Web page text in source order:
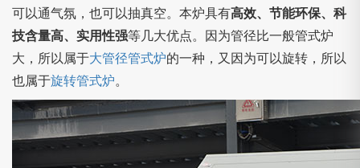
可以通气氛，也可以抽真空。本炉具有高效、节能环保、科
技含量高、实用性强等几大优点。因为管径比一般管式炉
大，所以属于大管径管式炉的一种，又因为可以旋转，所以
也属于旋转管式炉。